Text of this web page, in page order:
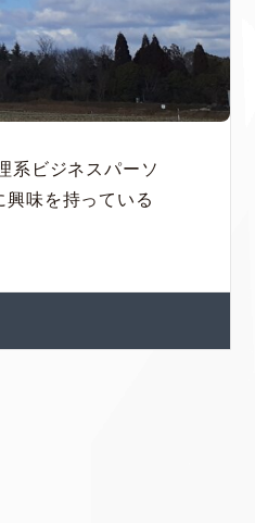
系ビジネスパーソ
味を持っている